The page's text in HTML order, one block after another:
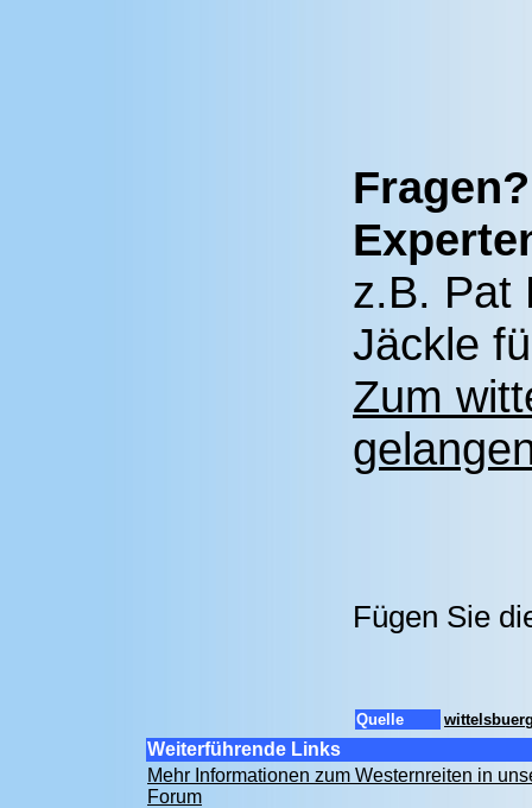
z.B. Pat
Jäckle
Zum
Fügen Sie
Quelle
Weiterführende Links
Mehr Informationen zum Westernreiten in
Forum